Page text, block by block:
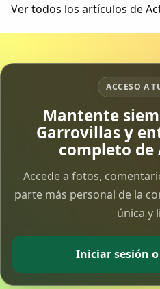
sobre google earth....
Ver todos los artículos de
ACCESO A
Mantente
Garrovillas y
completo
Accede a fotos,
parte más personal de la
única y
Iniciar sesión